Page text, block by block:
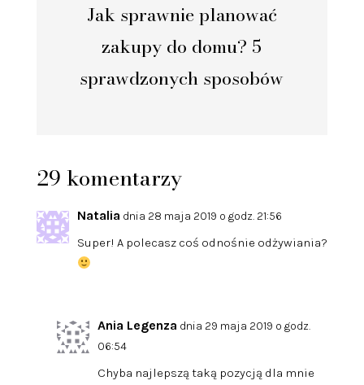
Jak sprawnie planować
zakupy do domu? 5
sprawdzonych sposobów
29 komentarzy
Natalia dnia 28 maja 2019 o godz. 21:56
Super! A polecasz coś odnośnie odżywiania?
Ania Legenza dnia 29 maja 2019 o godz.
06:54
Chyba najlepszą taką pozycją dla mnie